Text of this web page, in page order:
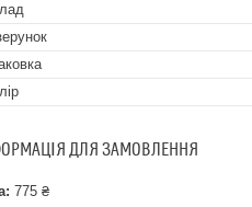
ДЛЯ ЗАМОВЛЕННЯ
775 ₴